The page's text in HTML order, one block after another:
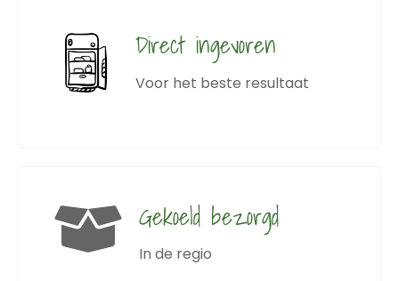
Direct ingevoren
Voor het beste resultaat
Gekoeld bezorgd
In de regio